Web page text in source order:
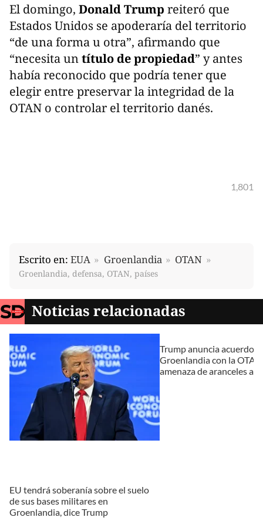
El domingo, Donald Trump reiteró que
Estados Unidos se apoderaría del territorio
“de una forma u otra”, afirmando que
“necesita untítulo de propiedad” y antes
había reconocido que podría tener que
elegir entre preservar la integridad de la
OTAN o controlar el territorio danés.
1,801
Escrito en: EUA Groenlandia OTAN
Groenlandia, defensa, OTAN, países
Noticias relacionadas
EU tendrá soberanía sobre el suelo
de sus bases militares en
Groenlandia, dice Trump
Trump anuncia acuerdo
Groenlandia con la
amenaza de aranceles a